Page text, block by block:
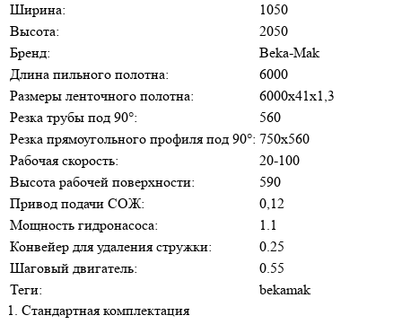
Ширина:
1050
Высота:
2050
Бренд:
Beka-Mak
Длина пильного полотна:
6000
Размеры ленточного полотна:
6000х41х1,3
Резка трубы под 90°:
560
Резка прямоугольного профиля под 90°: 750х560
Рабочая скорость:
20-100
Высота рабочей поверхности:
590
Привод подачи СОЖ:
0,12
Мощность гидронасоса:
1.1
Конвейер для удаления стружки:
0.25
Шаговый двигатель:
0.55
Теги:
bekamak
1. Стандартная комплектация